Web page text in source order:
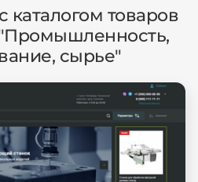
каталогом товаров
"Промышленность,
сырье"